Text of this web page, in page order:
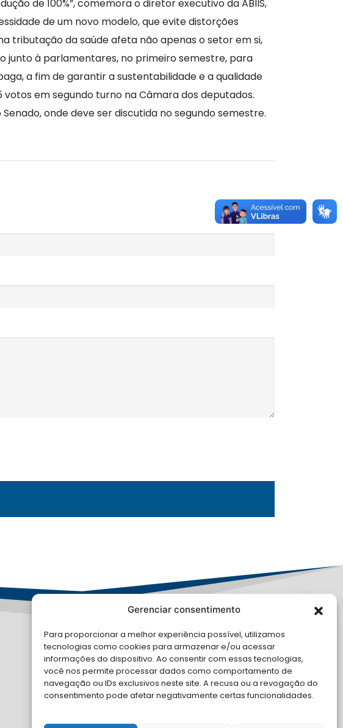
Gerenciar consentimento
Para proporcionar a melhor experiência possível, utilizamos
tecnologias como cookies para armazenar e/ou acessar
informações do dispositivo. Ao consentir com essas tecnologias,
você nos permite processar dados como comportamento de
navegação ou IDs exclusivos neste site. A recusa ou a revogação do
consentimento pode afetar negativamente certas funcionalidades.
de 100%”, comemora o diretor executivo da ABIIS,
de um novo modelo, que evite distorções
tributação da saúde afeta não apenas o setor em si,
junto à parlamentares, no primeiro semestre, para
a fim de garantir a sustentabilidade e a qualidade
votos em segundo turno na Câmara dos deputados.
onde deve ser discutida no segundo semestre.
LGPD
FALE CONOSCO